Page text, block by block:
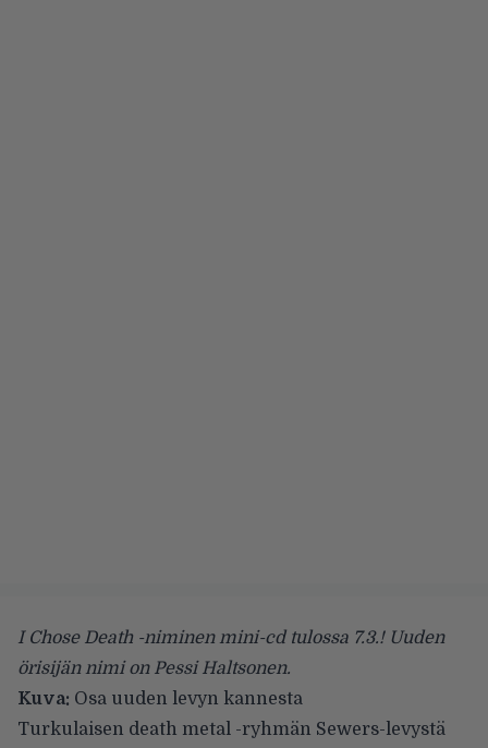
I Chose Death -niminen mini-cd tulossa 7.3.! Uuden
örisijän nimi on Pessi Haltsonen.
Kuva: Osa uuden levyn kannesta
Turkulaisen death metal -ryhmän Sewers-levystä